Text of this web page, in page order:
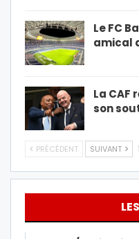
Le FC
amical
La CAF
son
PRÉCÉDENT SUIVANT